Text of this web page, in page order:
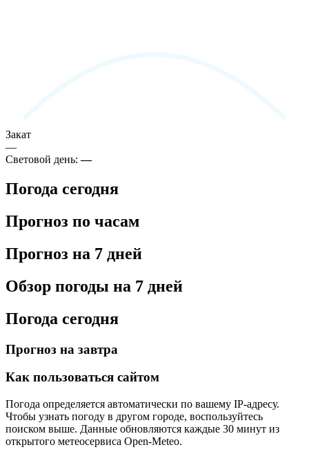
Закат
—
Световой день:—
Погода сегодня
Прогноз по часам
Прогноз на 7 дней
Обзор погоды на 7 дней
Погода сегодня
Прогноз на завтра
Как пользоваться сайтом
Погода определяется автоматически по вашему IP-адресу.
Чтобы узнать погоду в другом городе, воспользуйтесь
поиском выше. Данные обновляются каждые 30 минут из
открытого метеосервиса Open-Meteo.